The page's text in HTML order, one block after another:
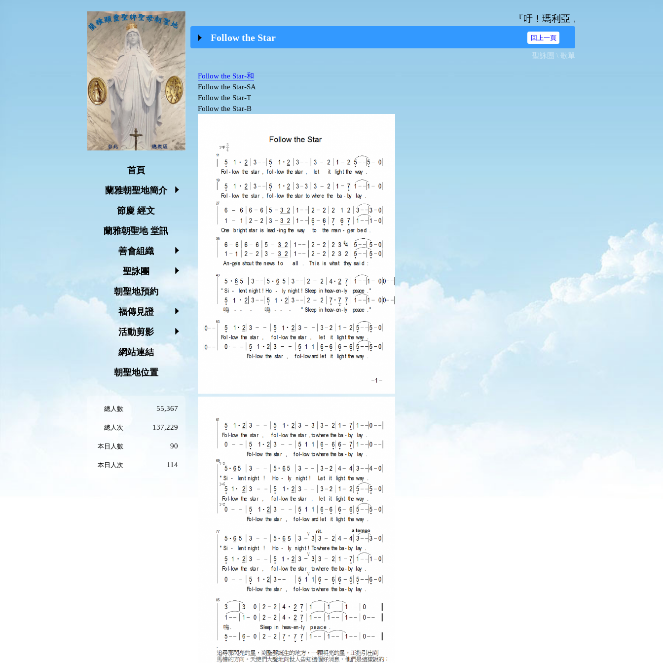
首頁
蘭雅朝聖地簡介
節慶 經文
蘭雅朝聖地 堂訊
善會組織
聖詠團
朝聖地預約
福傳見證
活動剪影
網站連結
朝聖地位置
總人數 55,367
總人次 137,229
本日人數 90
本日人次 114
『吁！瑪利亞，無染原罪之始胎，
Follow the Star
回上一頁
聖詠團 \ 歌單
Follow the Star-和
Follow the Star-SA
Follow the Star-T
Follow the Star-B